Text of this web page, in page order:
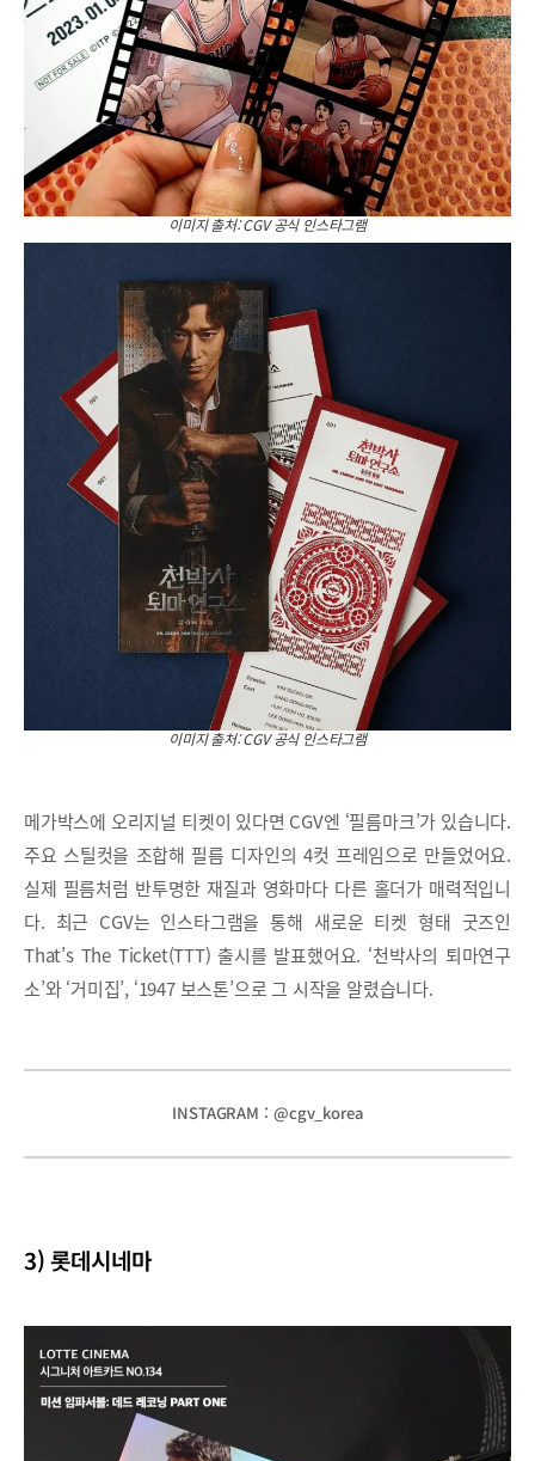
이미지 출처: CGV 공식 인스타그램
이미지 출처: CGV 공식 인스타그램
메가박스에 오리지널 티켓이 있다면 CGV엔 ‘필름마크’가 있습니다.
주요 스틸컷을 조합해 필름 디자인의 4컷 프레임으로 만들었어요.
실제 필름처럼 반투명한 재질과 영화마다 다른 홀더가 매력적입니
다. 최근 CGV는 인스타그램을 통해 새로운 티켓 형태 굿즈인
That’s The Ticket(TTT) 출시를 발표했어요. ‘천박사의 퇴마연구
소’와 ‘거미집’, ‘1947 보스톤’으로 그 시작을 알렸습니다.
INSTAGRAM : @cgv_korea
3) 롯데시네마